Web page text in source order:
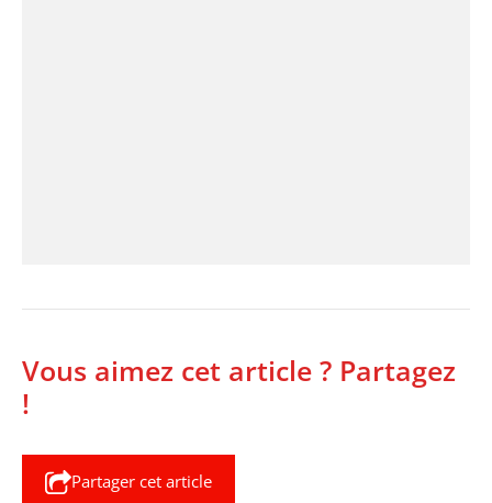
Vous aimez cet article ? Partagez
!
Partager cet article